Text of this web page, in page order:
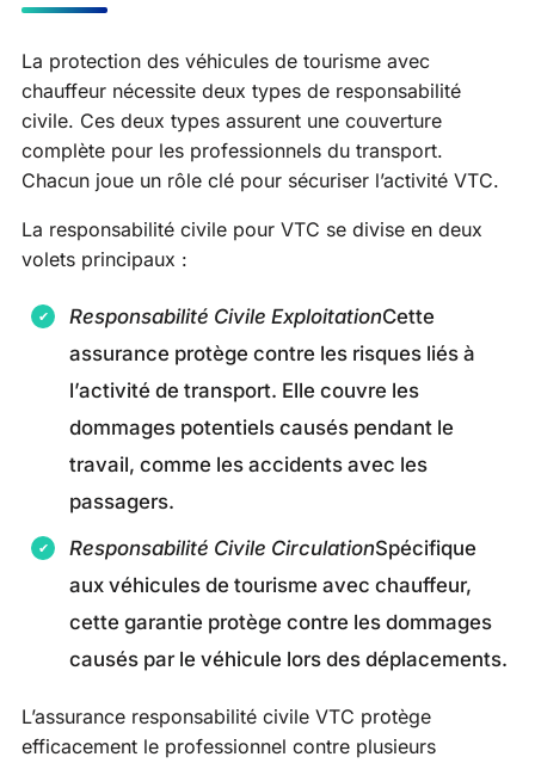
La protection des véhicules de tourisme avec
chauffeur nécessite deux types de responsabilité
civile. Ces deux types assurent une couverture
complète pour les professionnels du transport.
Chacun joue un rôle clé pour sécuriser l’activité VTC.
La responsabilité civile pour VTC se divise en deux
volets principaux :
Responsabilité Civile ExploitationCette
assurance protège contre les risques liés à
l’activité de transport. Elle couvre les
dommages potentiels causés pendant le
travail, comme les accidents avec les
passagers.
Responsabilité Civile CirculationSpécifique
aux véhicules de tourisme avec chauffeur,
cette garantie protège contre les dommages
causés par le véhicule lors des déplacements.
L’assurance responsabilité civile VTC protège
efficacement le professionnel contre plusieurs